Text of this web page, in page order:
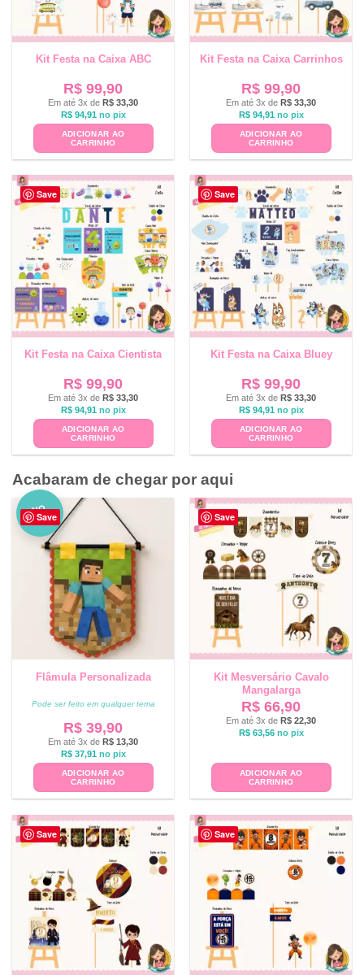
Kit Festa na Caixa ABC
R$ 99,90
Em até 3x de R$ 33,30
R$94,91 no pix
ADICIONAR AO
CARRINHO
Kit Festa na Caixa Carrinhos
R$ 99,90
Em até 3x de R$ 33,30
R$94,91 no pix
ADICIONAR AO
CARRINHO
Save
Kit Festa na Caixa Cientista
R$ 99,90
Em até 3x de R$ 33,30
R$94,91 no pix
ADICIONAR AO
CARRINHO
Save
Kit Festa na Caixa Bluey
R$ 99,90
Em até 3x de R$ 33,30
R$94,91 no pix
ADICIONAR AO
CARRINHO
Acabaram de chegar por aqui
Save
NO
VO
Flâmula Personalizada
Pode ser feito em qualquer tema
R$ 39,90
Em até 3x de R$ 13,30
R$37,91 no pix
ADICIONAR AO
CARRINHO
Save
Kit Mesversário Cavalo
Mangalarga
R$ 66,90
Em até 3x de R$ 22,30
R$63,56 no pix
ADICIONAR AO
CARRINHO
Save Save